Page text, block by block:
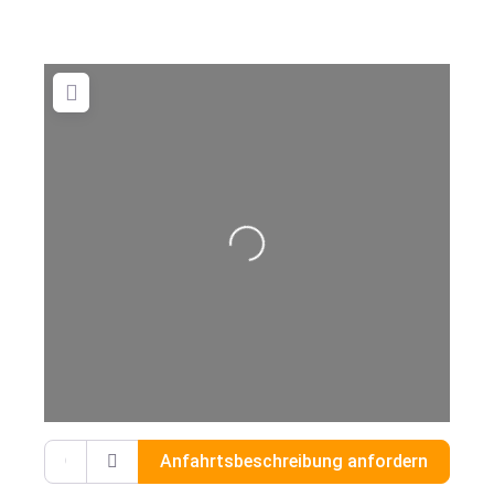
Wird geladen …
Gib deinen Standort ein.
Anfahrtsbeschreibung anfordern